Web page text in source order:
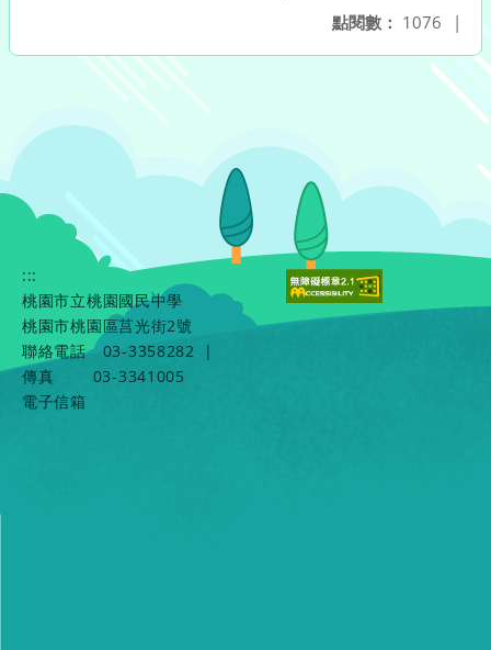
點閱數： 1076 |
:::
桃園市立桃園國民中學
桃園市桃園區莒光街2號
聯絡電話
03-3358282
|
傳真
03-3341005
電子信箱